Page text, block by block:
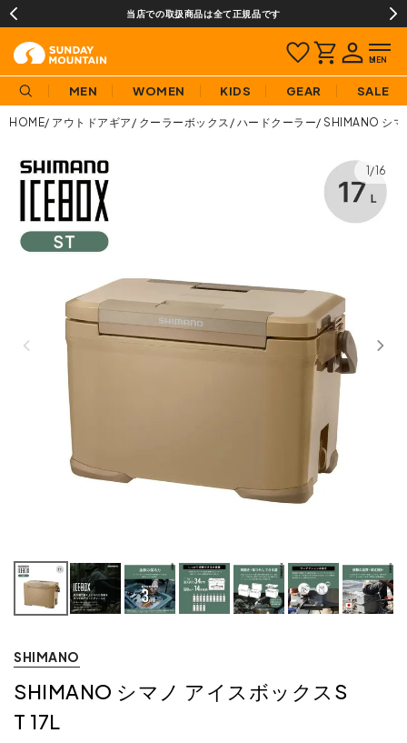
当店での取扱商品は全て正規品です
MEN WOMEN KIDS GEAR SALE
HOME アウトドアギア クーラーボックス ハードクーラー SHIMANO シマ
1/16
SHIMANO
SHIMANO シマノ アイスボックスS
T 17L